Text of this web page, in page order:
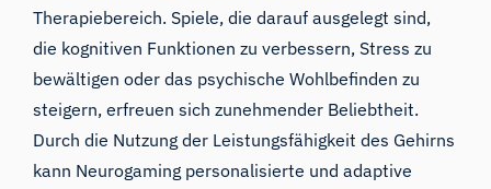
Therapiebereich. Spiele, die darauf ausgelegt sind,
die kognitiven Funktionen zu verbessern, Stress zu
bewältigen oder das psychische Wohlbefinden zu
steigern, erfreuen sich zunehmender Beliebtheit.
Durch die Nutzung der Leistungsfähigkeit des Gehirns
kann Neurogaming personalisierte und adaptive